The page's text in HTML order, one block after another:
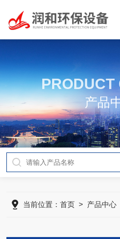
PRODUCT
产品
当前位置：首页 > 产品中心